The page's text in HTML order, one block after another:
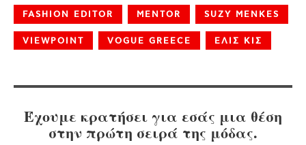
FASHION EDITOR MENTOR SUZY MENKES
VIEWPOINT VOGUE GREECE ΕΛΙΣ ΚΙΣ
Έχουμε κρατήσει για εσάς μια θέση
στην πρώτη σειρά της μόδας.